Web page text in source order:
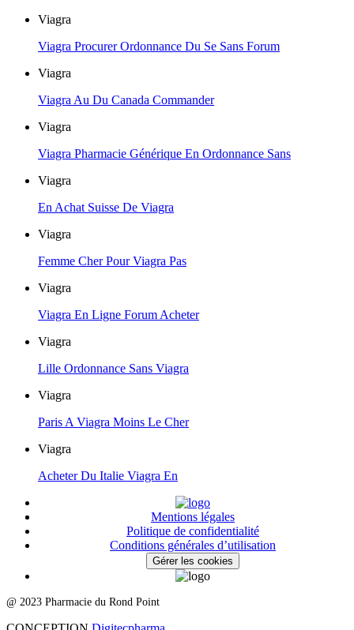
Viagra
Viagra Procurer Ordonnance Du Se Sans Forum
Viagra
Viagra Au Du Canada Commander
Viagra
Viagra Pharmacie Générique En Ordonnance Sans
Viagra
En Achat Suisse De Viagra
Viagra
Femme Cher Pour Viagra Pas
Viagra
Viagra En Ligne Forum Acheter
Viagra
Lille Ordonnance Sans Viagra
Viagra
Paris A Viagra Moins Le Cher
Viagra
Acheter Du Italie Viagra En
Mentions légales
Politique de confidentialité
Conditions générales d’utilisation
Gérer les cookies
@ 2023 Pharmacie du Rond Point